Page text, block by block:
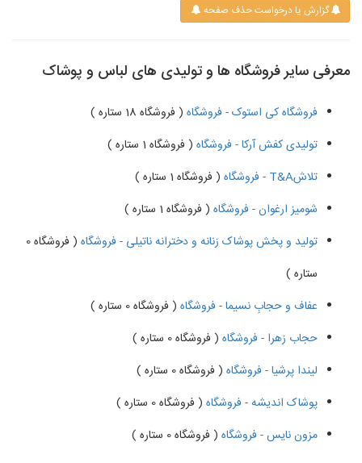
گزارش یا درخواست حذف صفحه
معرفی سایر فروشگاه ها و تولیدی های لباس و پوشاک
فروشگاه کی استوک - فروشگاه ( فروشگاه 18 ستاره )
تولیدی کفش آرکا - فروشگاه ( فروشگاه 1 ستاره )
تلاشT&A - فروشگاه
( فروشگاه 1 ستاره )
شومیز ارغوان - فروشگاه ( فروشگاه 1 ستاره )
تولید و پخش پوشاک زنانه و دخترانه ناتیلی - فروشگاه
( فروشگاه 0
ستاره )
عفاف و حجابِ نسیما - فروشگاه ( فروشگاه 0 ستاره )
حجاب زهرا - فروشگاه ( فروشگاه 0 ستاره )
لیندا پرشیا - فروشگاه ( فروشگاه 0 ستاره )
پوشاک اندیشه - فروشگاه ( فروشگاه 0 ستاره )
مزون نایس - فروشگاه ( فروشگاه 0 ستاره )